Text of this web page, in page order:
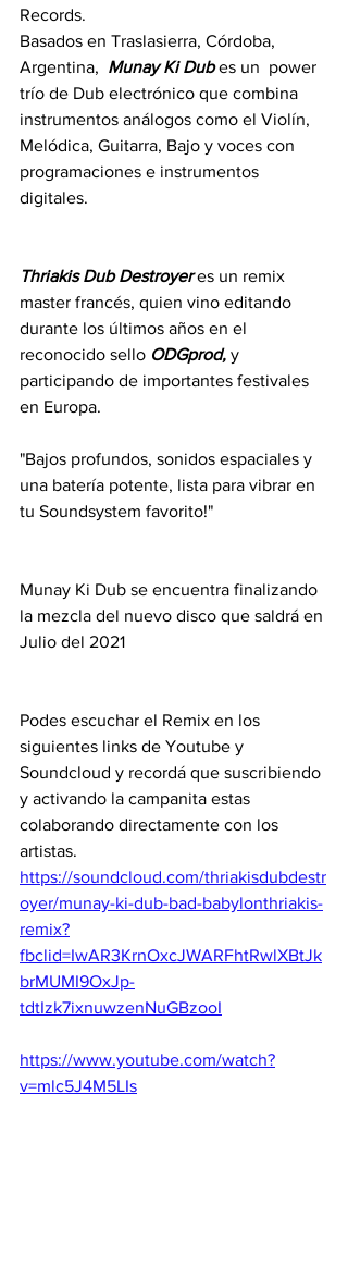
Records.
Basados en Traslasierra, Córdoba,
Argentina, Munay Ki Dub es un  power
trío de Dub electrónico que combina
instrumentos análogos como el Violín,
Melódica, Guitarra, Bajo y voces con
programaciones e instrumentos
digitales.
Thriakis Dub Destroyer es un remix
master francés, quien vino editando
durante los últimos años en el
reconocido sello ODGprod, y
participando de importantes festivales
en Europa.
"Bajos profundos, sonidos espaciales y
una batería potente, lista para vibrar en
tu Soundsystem favorito!"
Munay Ki Dub se encuentra finalizando
la mezcla del nuevo disco que saldrá en
Julio del 2021
Podes escuchar el Remix en los
siguientes links de Youtube y
Soundcloud y recordá que suscribiendo
y activando la campanita estas
colaborando directamente con los
artistas.
https://soundcloud.com/thriakisdubdestr
oyer/munay-ki-dub-bad-babylonthriakis-
remix?
fbclid=IwAR3KrnOxcJWARFhtRwlXBtJk
brMUMI9OxJp-
tdtIzk7ixnuwzenNuGBzooI
https://www.youtube.com/watch?
v=mlc5J4M5LIs